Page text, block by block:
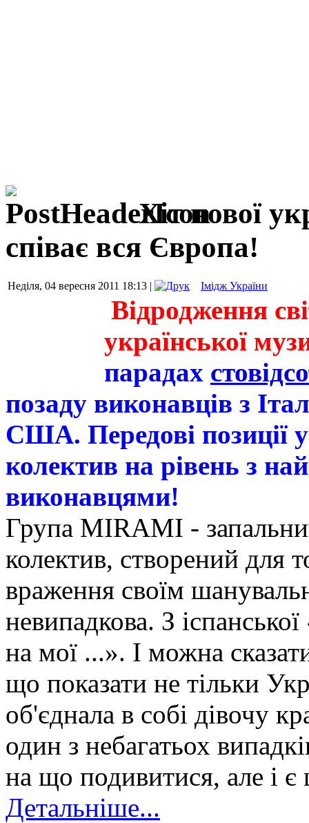
Хіт нової
співає вся Європа!
Неділя, 04 вересня 2011 18:13 | Імідж України
Відродження
української
парадах
позаду виконавців з
США. Передові позиції
колектив на рівень з
виконавцями!
Група MIRAMI -
колектив, створений для
враження своїм
невипадкова. З
на мої ...». І можна
що показати не тільки
об'єднала в собі дівочу
один з небагатьох
на що подивитися, але і
Детальніше...